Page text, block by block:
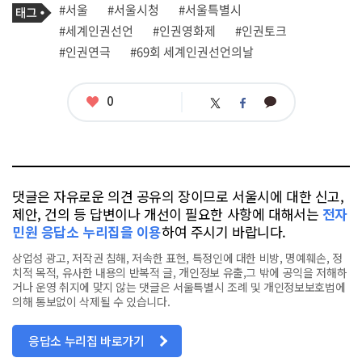
사
관
련
태
태
그
#서울 #서울시청
#서울특별시
#세계인권선언
#인권영화제
#인권토크
#인권연극
#69회 세계인권선언의날
좋
0 트 페 카
댓글은 자유로운 의견 공유의 장이므로 서울시에 대한 신고,
제안, 건의 등 답변이나 개선이 필요한 사항에 대해서는 전자
민원 응답소 누리집을 이용하여 주시기 바랍니다.
상업성 광고, 저작권 침해, 저속한 표현, 특정인에 대한 비방, 명예훼손, 정
치적 목적, 유사한 내용의 반복적 글, 개인정보 유출,그 밖에 공익을 저해하
거나 운영 취지에 맞지 않는 댓글은 서울특별시 조례 및 개인정보보호법에
의해 통보없이 삭제될 수 있습니다.
응답소 누리집 바로가기